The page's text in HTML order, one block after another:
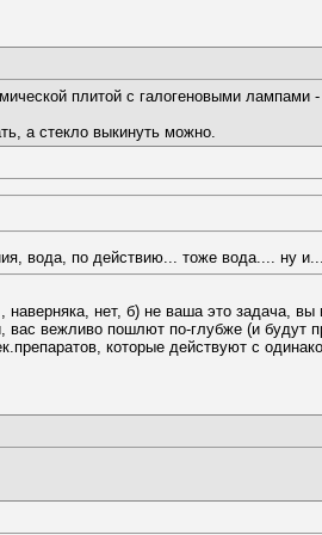
плитой с галогеновыми лампами
а стекло выкинуть можно.
вода, по действию... тоже вода.... ну
нет, б) не ваша это задача, вы
вежливо пошлют по-глубже (и будут
которые действуют с